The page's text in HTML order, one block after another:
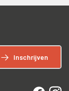
Inschrijven